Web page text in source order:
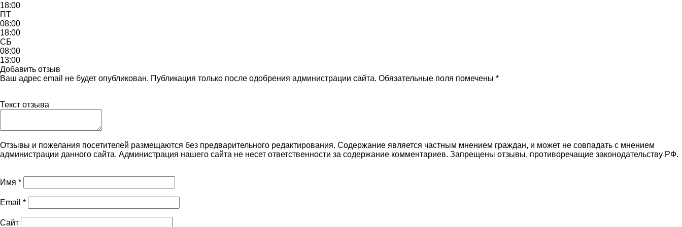
18:00
ПТ
08:00
18:00
СБ
08:00
13:00
Добавить отзыв
Ваш адрес email не будет опубликован. Публикация только после одобрения администрации сайта. Обязательные поля помечены *
Текст отзыва
Отзывы и пожелания посетителей размещаются без предварительного редактирования. Содержание является частным мнением граждан, и может не совпадать с мнением
администрации данного сайта. Администрация нашего сайта не несет ответственности за содержание комментариев. Запрещены отзывы, противоречащие законодательству РФ.
Имя *
Email *
Сайт